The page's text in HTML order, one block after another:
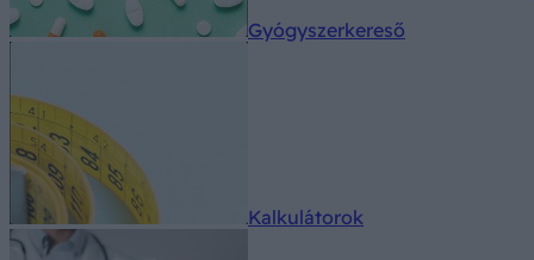
Gyógyszerkereső
Kalkulátorok